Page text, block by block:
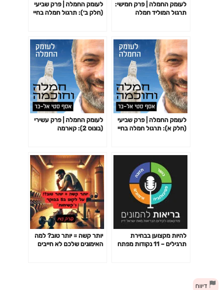
לעומק החמלה | פרק חמישי:
תרגול המוליד חמלה
לעומק החמלה | פרק שביעי
(חלק ב׳): תרגול חמלה בחיי
לעומק החמלה | פרק שביעי
(חלק א): תרגול חמלה בחיי
לעומק החמלה | פרק עשירי
(בונוס 2): קארמה
להיות מקצוען בבחירת
תרגילים – 11 נקודות מפתח
יותר קשה = יותר טוב? למה
האימונים שלכם לא חייבים
דיווח